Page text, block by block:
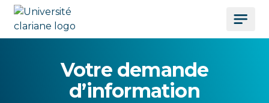
Votre demande
d’information